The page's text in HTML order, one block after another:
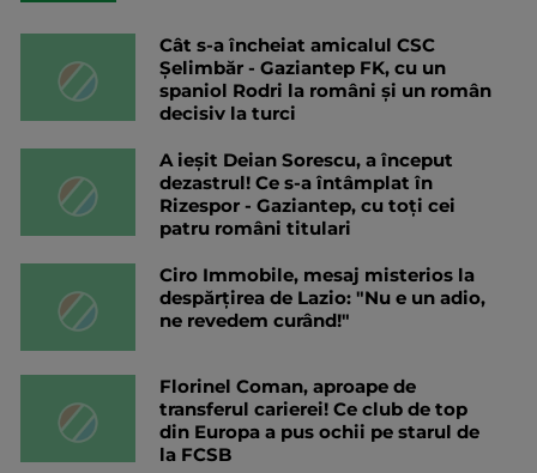
Cât s-a încheiat amicalul CSC
Șelimbăr - Gaziantep FK, cu un
spaniol Rodri la români și un român
decisiv la turci
A ieșit Deian Sorescu, a început
dezastrul! Ce s-a întâmplat în
Rizespor - Gaziantep, cu toți cei
patru români titulari
Ciro Immobile, mesaj misterios la
despărțirea de Lazio: "Nu e un adio,
ne revedem curând!"
Florinel Coman, aproape de
transferul carierei! Ce club de top
din Europa a pus ochii pe starul de
la FCSB